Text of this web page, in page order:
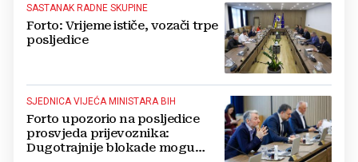
SASTANAK RADNE SKUPINE
Forto: Vrijeme ističe, vozači trpe
posljedice
SJEDNICA VIJEĆA MINISTARA BIH
Forto upozorio na posljedice
prosvjeda prijevoznika:
Dugotrajnije blokade mogu